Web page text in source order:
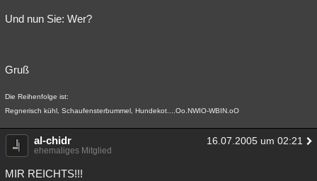
Und nun Sie: Wer?
Gruß
Die Reihenfolge ist:
Regnerisch kühl, Schaufensterbummel, Hundekot....Oo.NWIO-WBIN.oO
al-chidr 16.07.2005 um 02:21
ehemaliges Mitglied
MIR REICHTS!!!